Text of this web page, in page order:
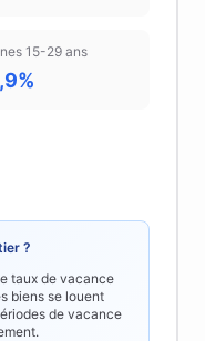
15-29 ans
?
taux de vacance
biens se louent
de vacance